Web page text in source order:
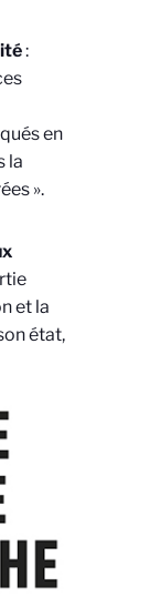
:
en
la
».
et la
état,